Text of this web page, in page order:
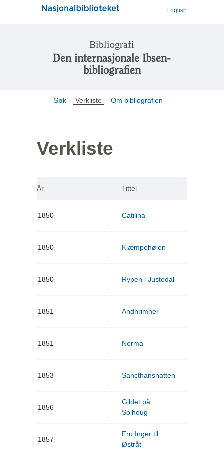
English
Bibliografi
Den internasjonale Ibsen-
bibliografien
Søk Verkliste Om bibliografien
Verkliste
År Tittel
1850 Catilina
1850 Kjæmpehøien
1850 Rypen i Justedal
1851 Andhrimner
1851 Norma
1853 Sancthansnatten
1856
Gildet på
Solhoug
1857
Fru Inger til
Østråt